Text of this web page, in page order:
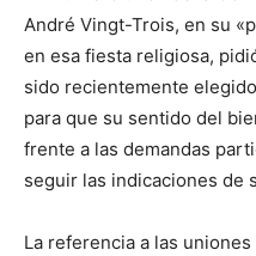
André Vingt-Trois, en su
en esa fiesta religiosa,
sido recientemente
para que su sentido del
frente a las demandas
seguir las indicaciones de
La referencia a las